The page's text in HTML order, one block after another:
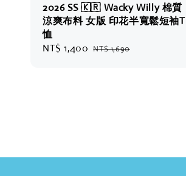
2026 SS 🇰🇷 Wacky Willy 棉質
涼爽布料 女版 印花半寬鬆短袖T
恤
Sale
NT$ 1,400 Regular
NT$ 1,690